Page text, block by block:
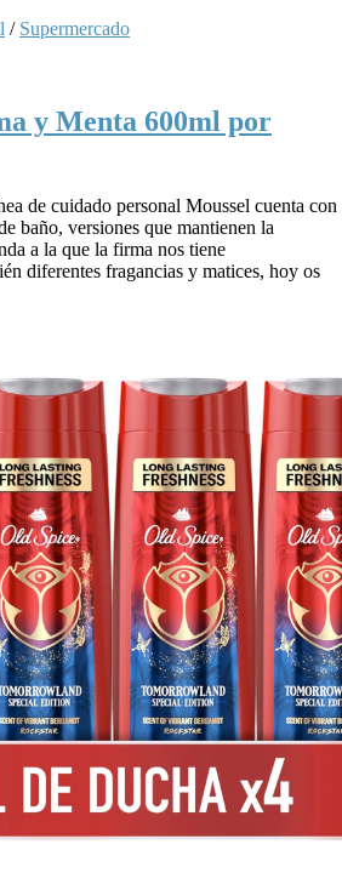
/ Supermercado
y Menta 600ml por
de cuidado personal Moussel cuenta con
baño, versiones que mantienen la
a la que la firma nos tiene
diferentes fragancias y matices, hoy os